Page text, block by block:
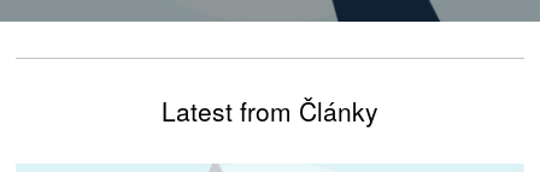
Latest from Články